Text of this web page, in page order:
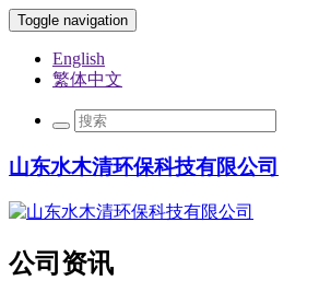
Toggle navigation
English
繁体中文
山东水木清环保科技有限公司
公司资讯